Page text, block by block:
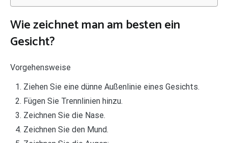
Wie zeichnet man am besten ein
Gesicht?
Vorgehensweise
Ziehen Sie eine dünne Außenlinie eines Gesichts.
Fügen Sie Trennlinien hinzu.
Zeichnen Sie die Nase.
Zeichnen Sie den Mund.